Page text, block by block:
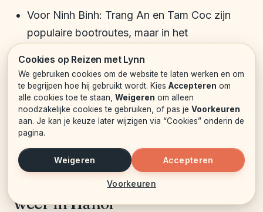
Voor Ninh Binh: Trang An en Tam Coc zijn
populaire bootroutes, maar in het
Heb je maar beperkte tijd, dan is een dagtrip naar
Ninh Binh of een korte cruise naar Halong Bay
een goede optie. Zorg dat je de avond ervoor al
weet waar je wordt opgehaald en hoe laat, zodat
je ochtend niet in de stress begint.
Beste reistijd en omgaan met het
weer in Hanoi
Cookies op Reizen met Lynn
We gebruiken cookies om de website te laten werken en om
te begrijpen hoe hij gebruikt wordt. Kies Accepteren om
alle cookies toe te staan, Weigeren om alleen
noodzakelijke cookies te gebruiken, of pas je Voorkeuren
aan. Je kan je keuze later wijzigen via “Cookies” onderin de
pagina.
Weigeren
Voorkeuren
Accepteren